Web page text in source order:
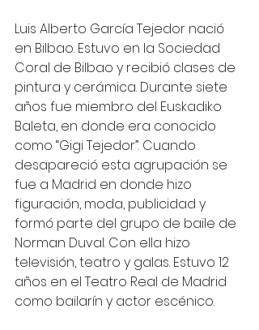
Luis Alberto García Tejedor nació
en Bilbao. Estuvo en la Sociedad
Coral de Bilbao y recibió clases de
pintura y cerámica. Durante siete
años fue miembro del Euskadiko
Baleta, en donde era conocido
como “Gigi Tejedor”. Cuando
desapareció esta agrupación se
fue a Madrid en donde hizo
figuración, moda, publicidad y
formó parte del grupo de baile de
Norman Duval. Con ella hizo
televisión, teatro y galas. Estuvo 12
años en el Teatro Real de Madrid
como bailarín y actor escénico.